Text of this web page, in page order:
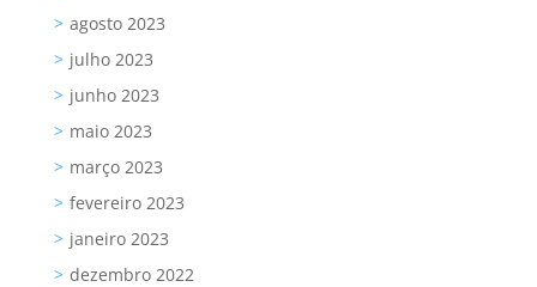
agosto 2023
julho 2023
junho 2023
maio 2023
março 2023
fevereiro 2023
janeiro 2023
dezembro 2022